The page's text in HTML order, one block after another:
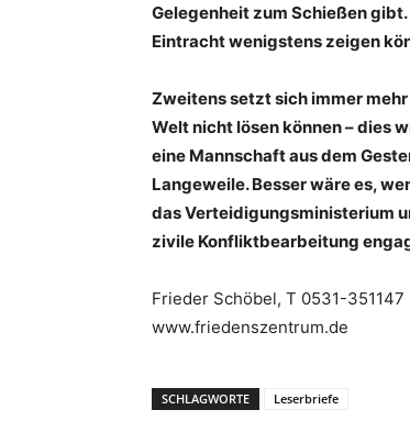
Gelegenheit zum Schießen
Eintracht wenigstens zeigen
Zweitens setzt sich immer
Welt nicht lösen können – dies
eine Mannschaft aus dem
Langeweile. Besser wäre es,
das Verteidigungsministerium
zivile Konfliktbearbeitung
Frieder Schöbel, T 0531-351147
www.friedenszentrum.de
SCHLAGWORTE Leserbriefe